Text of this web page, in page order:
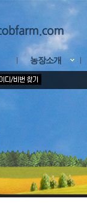
농장소개